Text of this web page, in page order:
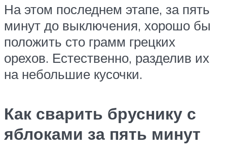
На этом последнем этапе, за пять
минут до выключения, хорошо бы
положить сто грамм грецких
орехов. Естественно, разделив их
на небольшие кусочки.
Как сварить бруснику с
яблоками за пять минут